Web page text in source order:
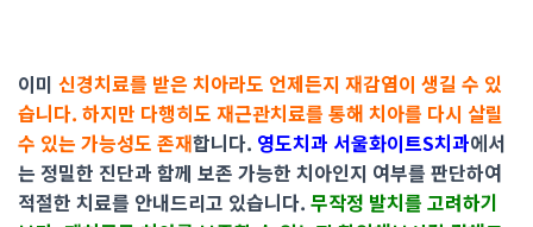
이미 신경치료를 받은 치아라도 언제든지 재감염이 생길 수 있
습니다. 하지만 다행히도 재근관치료를 통해 치아를 다시 살릴
수 있는 가능성도 존재합니다. 영도치과 서울화이트S치과에서
는 정밀한 진단과 함께 보존 가능한 치아인지 여부를 판단하여
적절한 치료를 안내드리고 있습니다. 무작정 발치를 고려하기